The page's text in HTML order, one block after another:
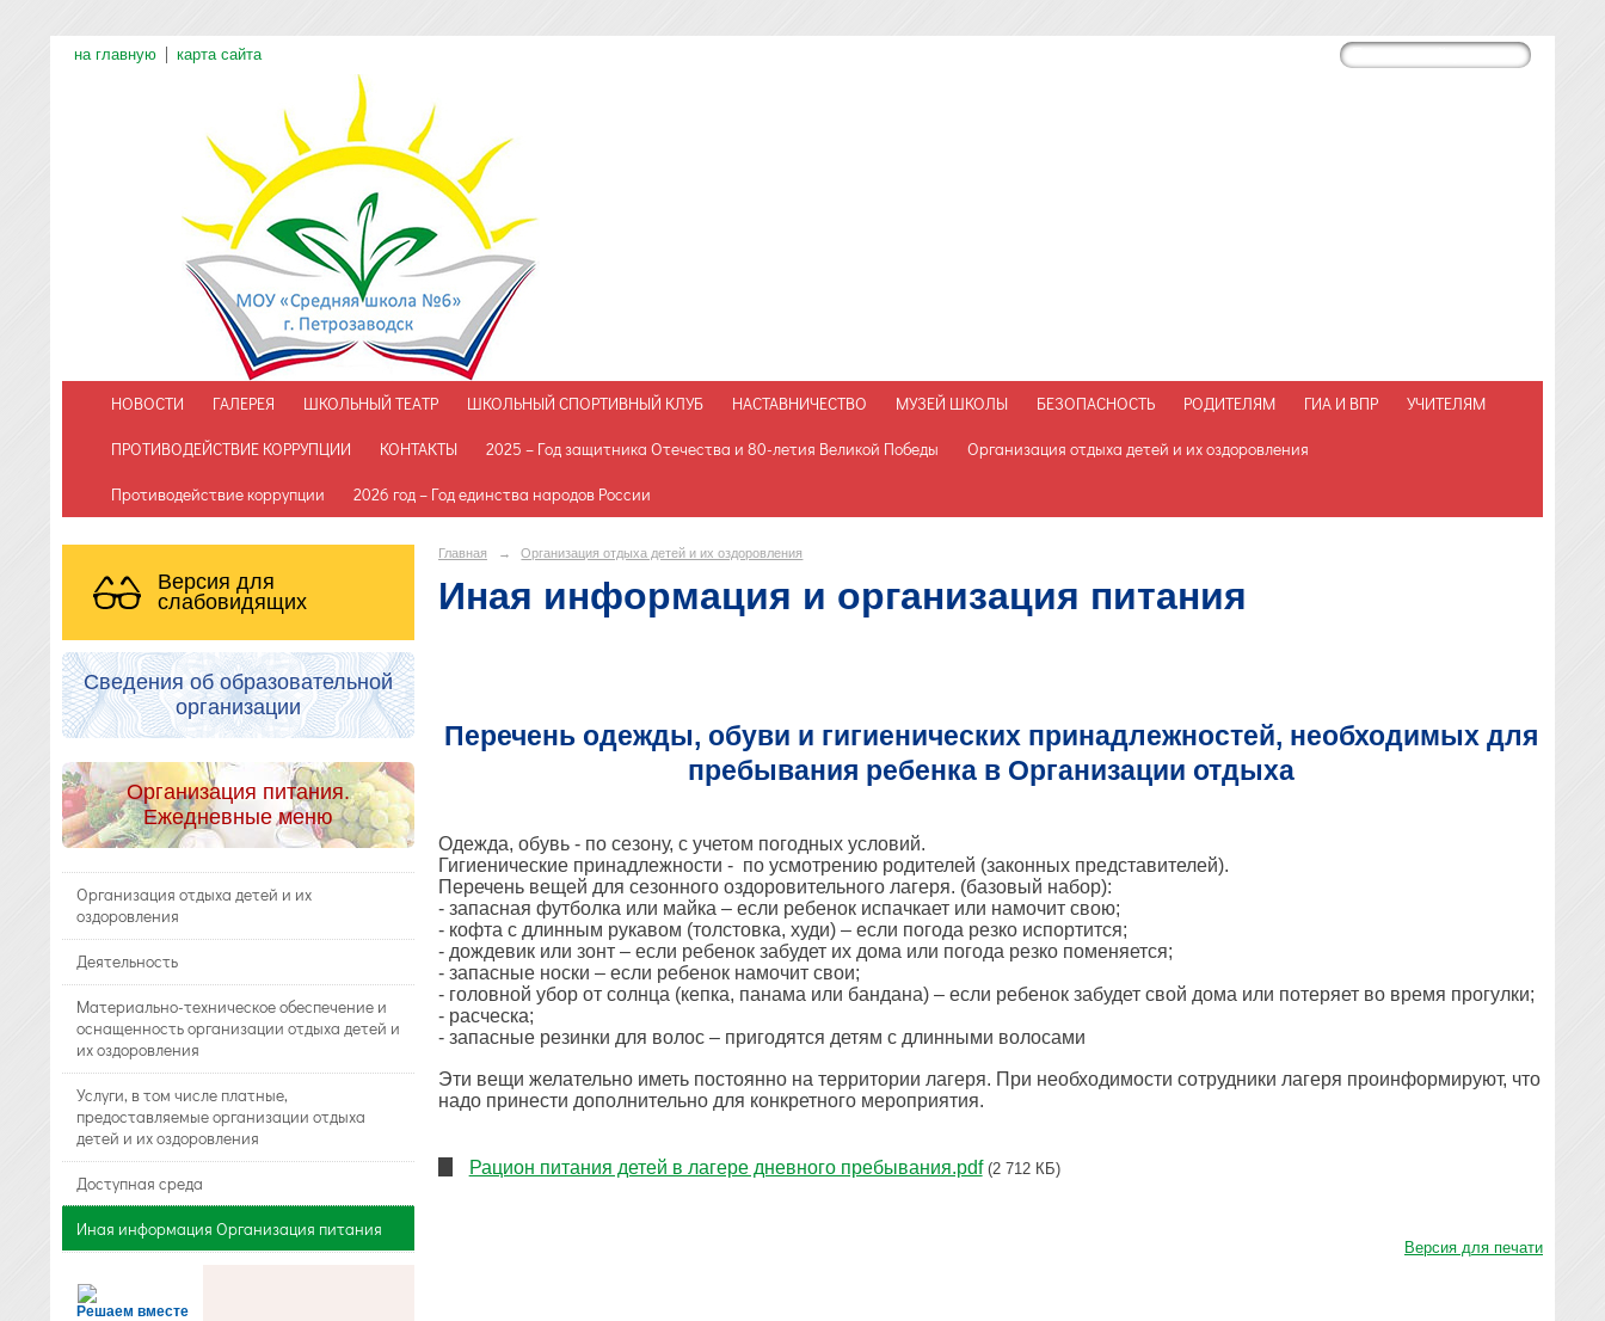
на главную карта сайта
школа
№6»
г.Петрозаводск,
д.12
(8142)
70-
78
НОВОСТИ ГАЛЕРЕЯ ШКОЛЬНЫЙ ТЕАТР ШКОЛЬНЫЙ СПОРТИВНЫЙ КЛУБ НАСТАВНИЧЕСТВО МУЗЕЙ ШКОЛЫ БЕЗОПАСНОСТЬ РОДИТЕЛЯМ ГИА И ВПР УЧИТЕЛЯМ
ПРОТИВОДЕЙСТВИЕ КОРРУПЦИИ КОНТАКТЫ 2025 – Год защитника Отечества и 80-летия Великой Победы Организация отдыха детей и их оздоровления
Противодействие коррупции 2026 год – Год единства народов России
Версия для
слабовидящих
Сведения об образовательной
организации
Организация питания.
Ежедневные меню
Организация отдыха детей и их
оздоровления
Деятельность
Материально-техническое обеспечение и
оснащенность организации отдыха детей и
их оздоровления
Услуги, в том числе платные,
предоставляемые организации отдыха
детей и их оздоровления
Доступная среда
Иная информация Организация питания
Решаем вместе
Главная → Организация отдыха детей и их оздоровления
Иная информация и организация питания
Перечень одежды, обуви и гигиенических принадлежностей, необходимых для
пребывания ребенка в Организации отдыха
Одежда, обувь - по сезону, с учетом погодных условий.
Гигиенические принадлежности - по усмотрению родителей (законных представителей).
Перечень вещей для сезонного оздоровительного лагеря. (базовый набор):
- запасная футболка или майка – если ребенок испачкает или намочит свою;
- кофта с длинным рукавом (толстовка, худи) – если погода резко испортится;
- дождевик или зонт – если ребенок забудет их дома или погода резко поменяется;
- запасные носки – если ребенок намочит свои;
- головной убор от солнца (кепка, панама или бандана) – если ребенок забудет свой дома или потеряет во время прогулки;
- расческа;
- запасные резинки для волос – пригодятся детям с длинными волосами
Эти вещи желательно иметь постоянно на территории лагеря. При необходимости сотрудники лагеря проинформируют, что
надо принести дополнительно для конкретного мероприятия.
Рацион питания детей в лагере дневного пребывания.pdf (2 712 КБ)
Версия для печати